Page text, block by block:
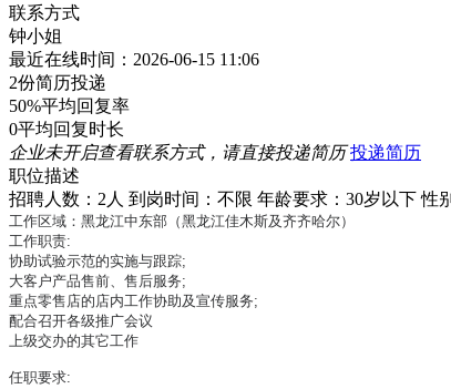
联系方式
钟小姐
最近在线时间：2026-06-15 11:06
2份简历投递
50%平均回复率
0平均回复时长
企业未开启查看联系方式，请直接投递简历 投递简历
职位描述
招聘人数：2人 到岗时间：不限 年龄要求：30岁以下 性
工作区域：黑龙江中东部（黑龙江佳木斯及齐齐哈尔）
工作职责:
协助试验示范的实施与跟踪;
大客户产品售前、售后服务;
重点零售店的店内工作协助及宣传服务;
配合召开各级推广会议
上级交办的其它工作
任职要求: